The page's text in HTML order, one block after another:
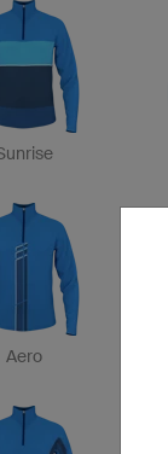
Aero